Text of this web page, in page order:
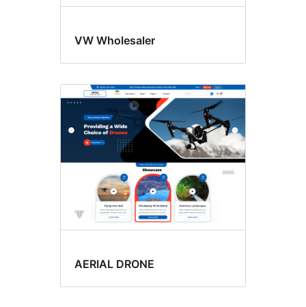
VW Wholesaler
AERIAL DRONE